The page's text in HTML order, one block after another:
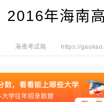
2016年海南
海南考试局 https://